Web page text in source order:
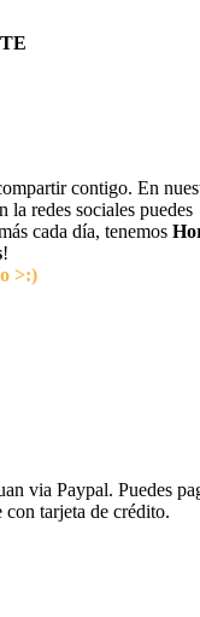
contigo. En
la redes sociales puedes
cada día, tenemos
!
>:)
via Paypal. Puedes
con tarjeta de crédito.